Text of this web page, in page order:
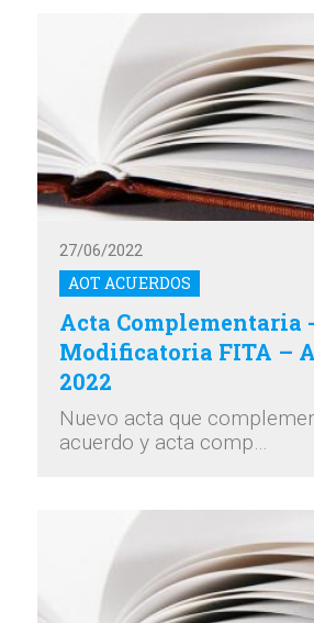
AOT ACUERDOS
27/06/2022
Acta Complementaria -
Modificatoria FITA –
2022
Nuevo acta que
acuerdo y acta comp…